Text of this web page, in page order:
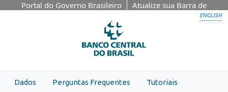
Skip to main content
Portal do Governo Brasileiro
Atualize sua Barra de
ENGLISH
Dados Perguntas Frequentes Tutoriais